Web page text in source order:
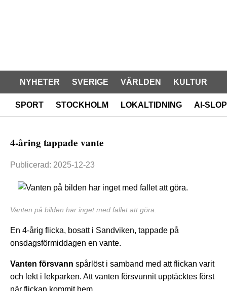
NYHETER SVERIGE VÄRLDEN KULTUR
SPORT STOCKHOLM LOKALTIDNING AI-SLOP
4-åring tappade vante
Publicerad: 2025-12-23
Vanten på bilden har inget med fallet att göra.
En 4-årig flicka, bosatt i Sandviken, tappade på
onsdagsförmiddagen en vante.
Vanten försvann spårlöst i samband med att flickan varit
och lekt i lekparken. Att vanten försvunnit upptäcktes först
när flickan kommit hem.